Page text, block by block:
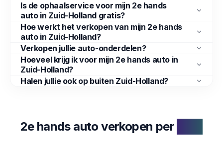
Is de ophaalservice voor mijn 2e hands
auto in Zuid-Holland gratis?
Hoe werkt het verkopen van mijn 2e hands
auto in Zuid-Holland?
Verkopen jullie auto-onderdelen?
Hoeveel krijg ik voor mijn 2e hands auto in
Zuid-Holland?
Halen jullie ook op buiten Zuid-Holland?
2e hands auto verkopen per